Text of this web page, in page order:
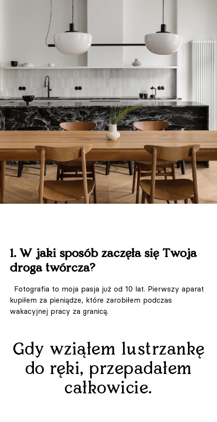
1. W jaki sposób zaczęła się Twoja
droga twórcza?
Fotografia to moja pasja już od 10 lat. Pierwszy aparat
kupiłem za pieniądze, które zarobiłem podczas
wakacyjnej pracy za granicą.
Gdy wziąłem lustrzankę
do ręki, przepadałem
całkowicie.